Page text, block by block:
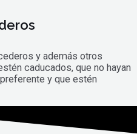
y además otros
caducados, que no hayan
y que estén